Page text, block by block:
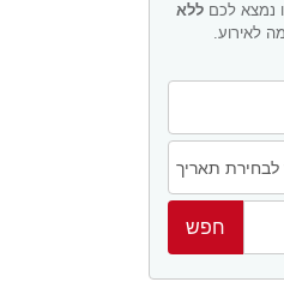
נמצא לכם ללא
לאירוע.